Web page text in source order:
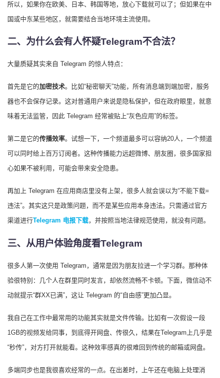
所以，如果你在欧美、日本、韩国等地，放心下载就可以了；但如果在中
国或中东某些地区，就需要结合当地环境主流使用。
二、为什么会有人怀疑Telegram不合法？
大量质疑其实来自 Telegram 的惊人特点：
首先是它的加密技术。比如“秘密聊天”功能，所有消息端到端加密，服务
器也不会保存记录。这对普通用户来说是隐私保护，但在政府眼里，就意
味着无法监管，因此 Telegram 经常被贴上“灰色应用”的标签。
第二是它的传播效率。试想一下，一个频道最多可以容纳20人，一个频道
可以同时给上百万订阅者。这种传播能力远超微博、朋友圈，很多国家担
心如果不被利用，可能会带来安全隐患。
再加上 Telegram 在应用商店里没有上架，很多人就会误以为“不能下载=
违法”。其实这只是政策问题，而不是某些应用本身违法。只需通过官方
渠道进行Telegram 电报下载，并按照当地法律规范使用，就没有问题。
三、从用户体验角度看Telegram
很多人第一次使用 Telegram，通常是因为朋友拉进一个学习群。那种体
验很特别：几个人在群里同时发言，却依然流畅不卡顿。下面，微信动不
动就提示“群XX已满”，这让 Telegram 的“自由感”更加凸显。
我自己在工作中最常用的功能其实就是文件传输。比如有一次假设一段
1GB的视频发给同事，到底得开网盘、传很久，结果在Telegram上几乎是
“秒传”，对方打开就能看。这种效率感真的很难回到传统的邮箱或网盘。
多端同步也是我很喜欢经常的一点。在出差时，上午还在电脑上处理消